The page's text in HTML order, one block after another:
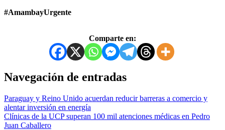
#AmambayUrgente
Comparte en:
Navegación de entradas
Paraguay y Reino Unido acuerdan reducir barreras a comercio y
alentar inversión en energía
Clínicas de la UCP superan 100 mil atenciones médicas en Pedro
Juan Caballero